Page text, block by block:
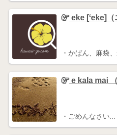
eke [ʻeke]（
・かばん、麻袋
e kala mai （
・ごめんなさい...